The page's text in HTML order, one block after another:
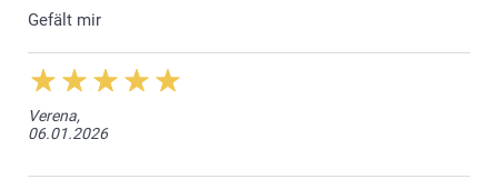
Gefält mir
Verena,
06.01.2026